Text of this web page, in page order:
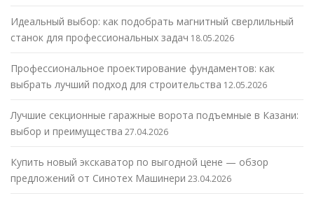
Идеальный выбор: как подобрать магнитный сверлильный
станок для профессиональных задач 18.05.2026
Профессиональное проектирование фундаментов: как
выбрать лучший подход для строительства 12.05.2026
Лучшие секционные гаражные ворота подъемные в Казани:
выбор и преимущества 27.04.2026
Купить новый экскаватор по выгодной цене — обзор
предложений от Синотех Машинери 23.04.2026